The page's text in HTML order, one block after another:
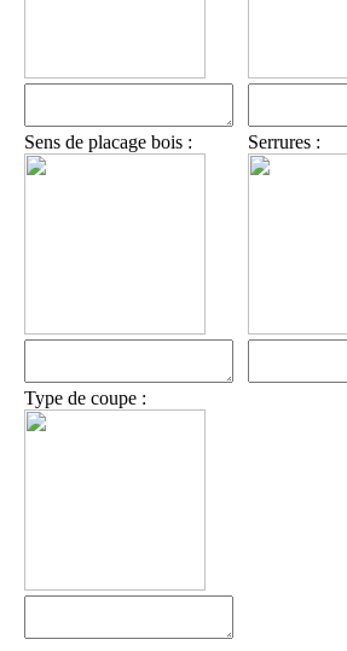
Sens de placage bois :
Type de coupe :
Serrures :